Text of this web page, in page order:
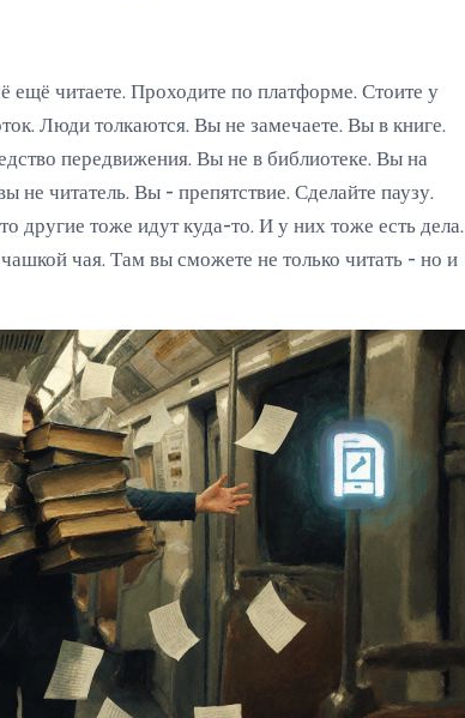
читаете. Проходите по платформе. Стоите у
Люди толкаются. Вы не замечаете. Вы в книге.
передвижения. Вы не в библиотеке. Вы на
не читатель. Вы - препятствие. Сделайте паузу.
другие тоже идут куда-то. И у них тоже есть дела.
чая. Там вы сможете не только читать - но и